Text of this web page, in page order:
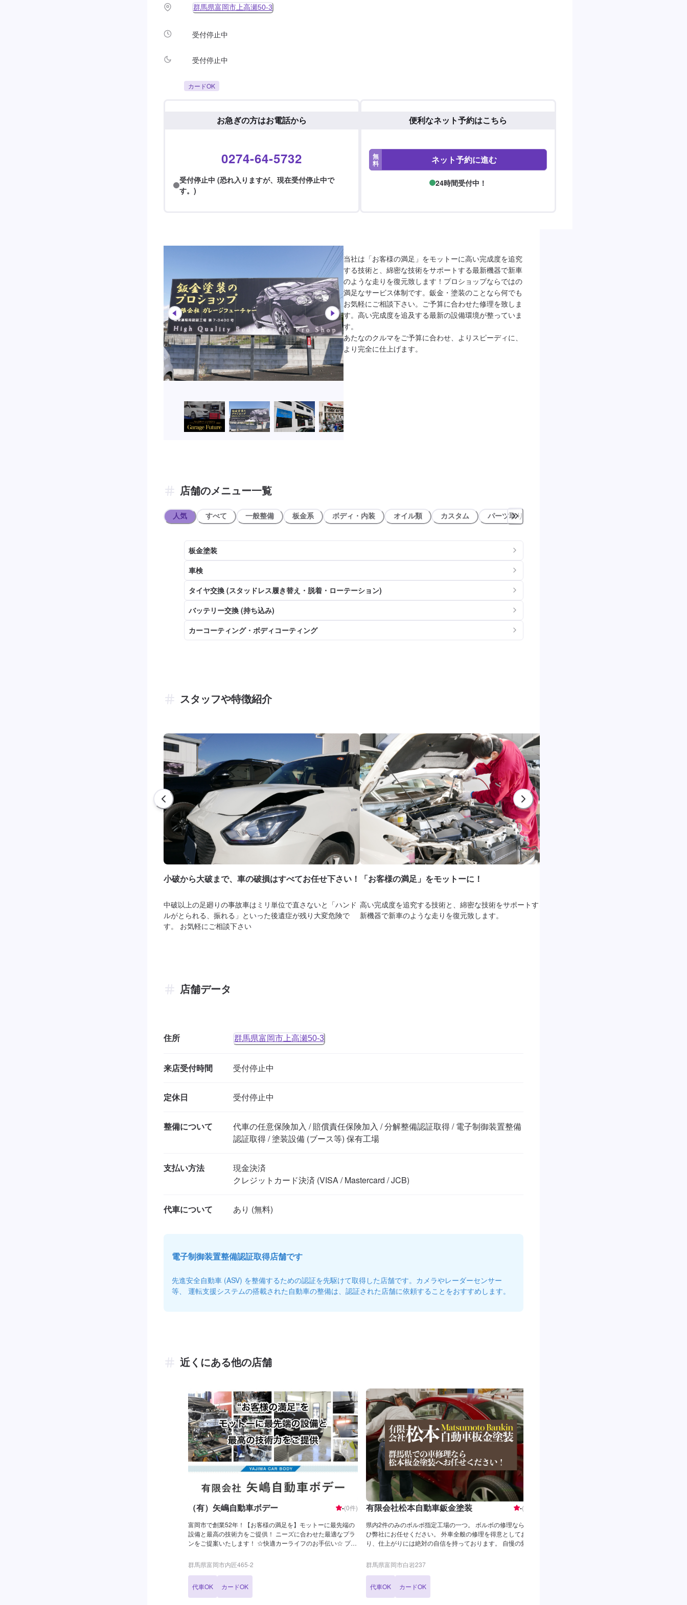
群馬県富岡市上高瀬50-3
受付停止中
受付停止中
カードOK
便利なネット予約はこちら
無
料 ネット予約に進む
24時間受付中！
お急ぎの方はお電話から
0274-64-5732
受付停止中 (恐れ入りますが、現在受付停止中で
す。)
当社は「お客様の満足」をモットーに高い完成度を追究
する技術と、綿密な技術をサポートする最新機器で新車
のような走りを復元致します！プロショップならではの
満足なサービス体制です。鈑金・塗装のことなら何でも
お気軽にご相談下さい。ご予算に合わせた修理を致しま
す。高い完成度を追及する最新の設備環境が整っていま
す。
あたなのクルマをご予算に合わせ、よりスピーディに、
より完全に仕上げます。
店舗のメニュー一覧
人気 すべて 一般整備 板金系 ボディ・内装 オイル類 カスタム パーツ取り付け
板金塗装
車検
タイヤ交換 (スタッドレス履き替え・脱着・ローテーション)
バッテリー交換 (持ち込み)
カーコーティング・ボディコーティング
スタッフや特徴紹介
小破から大破まで、車の破損はすべてお任せ下さい！
中破以上の足廻りの事故車はミリ単位で直さないと「ハンド
ルがとられる、振れる」といった後遺症が残り大変危険で
す。 お気軽にご相談下さい
「お客様の満足」をモットーに！
高い完成度を追究する技術と、綿密な技術をサポートする最
新機器で新車のような走りを復元致します。
店舗データ
住所 群馬県富岡市上高瀬50-3
来店受付時間 受付停止中
定休日 受付停止中
整備について
代車の任意保険加入 / 賠償責任保険加入 / 分解整備認証取得 / 電子制御装置整備
認証取得 / 塗装設備 (ブース等) 保有工場
支払い方法
現金決済
クレジットカード決済 (VISA / Mastercard / JCB)
代車について
電子制御装置整備認証取得店舗です
先進安全自動車 (ASV) を整備するための認証を先駆けて取得した店舗です。カメラやレーダーセンサー
等、 運転支援システムの搭載された自動車の整備は、認証された店舗に依頼することをおすすめします。
近くにある他の店舗
（有）矢嶋自動車ボデー -(0件)
富岡市で創業52年！【お客様の満足を】モットーに最先端の
設備と最高の技術力をご提供！ ニーズに合わせた最適なプラ
ンをご提案いたします！ ☆快適カーライフのお手伝い☆ プロ
なら、なんでもご相談ください！ 高い完成度を追求する最新
の設備環境が整っています。 あなたの車をご予算に合わせ、
群馬県富岡市内匠465‐2
代車OK カードOK
有限会社松本自動車鈑金塗装 -(
県内2件のみのボルボ指定工場の一つ。 ボルボの修理ならぜ
ひ弊社にお任せください。 外車全般の修理を得意としてお
り、仕上がりには絶対の自信を持っております。 自慢の愛車
群馬県富岡市白岩237
代車OK カードOK